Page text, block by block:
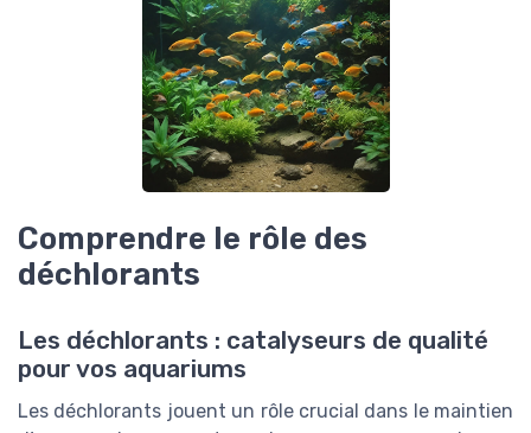
Comprendre le rôle des
déchlorants
Les déchlorants : catalyseurs de qualité
pour vos aquariums
Les déchlorants jouent un rôle crucial dans le maintien